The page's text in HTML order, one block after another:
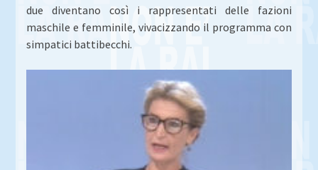
due diventano così i rappresentati delle fazioni
maschile e femminile, vivacizzando il programma con
simpatici battibecchi.